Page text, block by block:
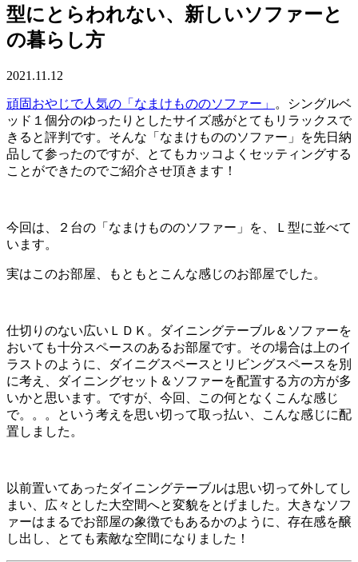
型にとらわれない、新しいソファーと
の暮らし方
2021.11.12
頑固おやじで人気の「なまけもののソファー」
。シングルベ
ッド１個分のゆったりとしたサイズ感がとてもリラックスで
きると評判です。そんな「なまけもののソファー」を先日納
品して参ったのですが、とてもカッコよくセッティングする
ことができたのでご紹介させ頂きます！
今回は、２台の「なまけもののソファー」を、Ｌ型に並べて
います。
実はこのお部屋、もともとこんな感じのお部屋でした。
仕切りのない広いＬＤＫ。ダイニングテーブル＆ソファーを
おいても十分スペースのあるお部屋です。その場合は上のイ
ラストのように、ダイニグスペースとリビングスペースを別
に考え、ダイニングセット＆ソファーを配置する方の方が多
いかと思います。ですが、今回、この何となくこんな感じ
で。。。という考えを思い切って取っ払い、こんな感じに配
置しました。
以前置いてあったダイニングテーブルは思い切って外してし
まい、広々とした大空間へと変貌をとげました。大きなソフ
ァーはまるでお部屋の象徴でもあるかのように、存在感を醸
し出し、とても素敵な空間になりました！